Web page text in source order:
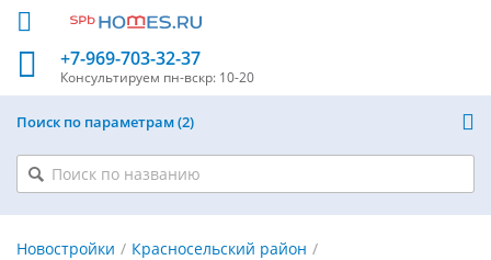
+7-969-703-32-37
Консультируем пн-вскр: 10-20
Поиск по параметрам 2
Новостройки Красносельский район